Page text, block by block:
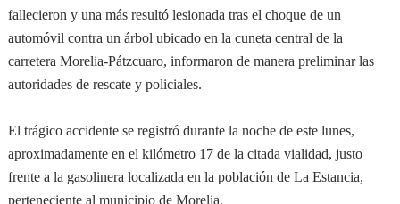
fallecieron y una más resultó lesionada tras el choque de un
automóvil contra un árbol ubicado en la cuneta central de la
carretera Morelia-Pátzcuaro, informaron de manera preliminar las
autoridades de rescate y policiales.
El trágico accidente se registró durante la noche de este lunes,
aproximadamente en el kilómetro 17 de la citada vialidad, justo
frente a la gasolinera localizada en la población de La Estancia,
perteneciente al municipio de Morelia.